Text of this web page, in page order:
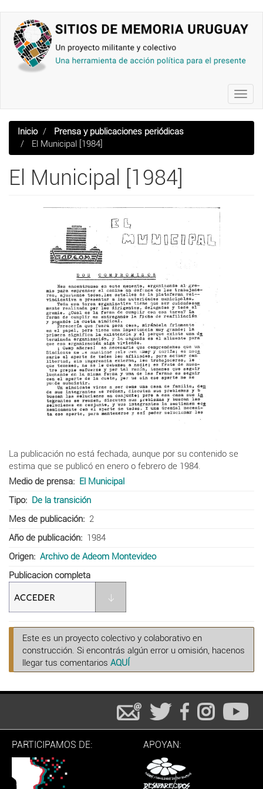
contenido
principal
Inicio
Prensa y publicaciones periódicas
El Municipal [1984]
El Municipal [1984]
La publicación no está fechada, aunque por su contenido se
estima que se publicó en enero o febrero de 1984.
Medio de prensa
El Municipal
Tipo
De la transición
Mes de publicación
2
Año de publicación
1984
Origen
Archivo de Adeom Montevideo
Publicacion completa
Este es un proyecto colectivo y colaborativo en
construcción. Si encontrás algún error u omisión, hacenos
llegar tus comentarios AQUÍ
PARTICIPAMOS DE: APOYAN: